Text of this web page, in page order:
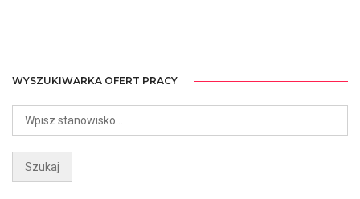
WYSZUKIWARKA OFERT PRACY